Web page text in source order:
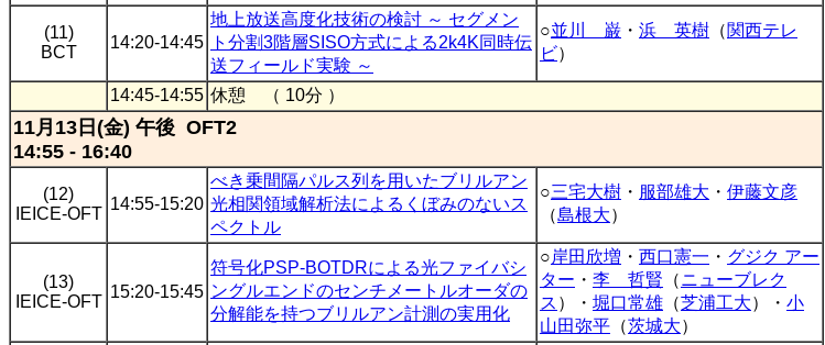
(11)
BCT
14:20-14:45
地上放送高度化技術の検討 ～ セグメン
ト分割3階層SISO方式による2k4K同時伝
送フィールド実験 ～
○並川 巌 ・ 浜 英樹 （関西テレ
ビ）
14:45-14:55 休憩 （ 10分 ）
11月13日(金) 午後 OFT2
14:55 - 16:40
(12)
IEICE-OFT
14:55-15:20
べき乗間隔パルス列を用いたブリルアン
光相関領域解析法によるくぼみのないス
ペクトル
○三宅大樹 ・ 服部雄大 ・ 伊藤文彦
（島根大）
(13)
IEICE-OFT
15:20-15:45
符号化PSP-BOTDRによる光ファイバシ
ングルエンドのセンチメートルオーダの
分解能を持つブリルアン計測の実用化
○岸田欣増 ・ 西口憲一 ・ グジク アー
ター ・ 李 哲賢 （ニューブレク
ス ）・ 堀口常雄 （芝浦工大）・ 小
山田弥平 （茨城大）